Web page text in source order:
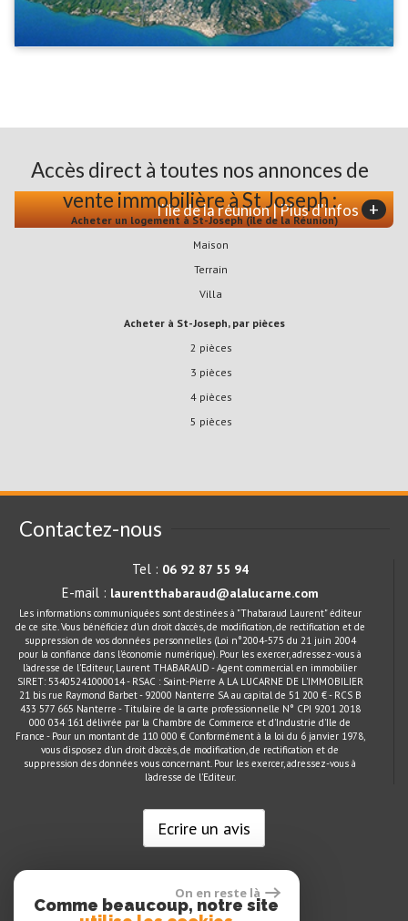
l'île de la réunion | Plus d'infos +
Accès direct à toutes nos annonces de
vente immobilière à St Joseph :
Acheter un logement à St-Joseph (île de la Réunion)
Maison
Terrain
Villa
Acheter à St-Joseph, par pièces
2 pièces
3 pièces
4 pièces
5 pièces
Contactez-nous
Tel : 06 92 87 55 94
E-mail : laurentthabaraud@alalucarne.com
Les informations communiquées sont destinées à "Thabaraud Laurent" éditeur
de ce site. Vous bénéficiez d'un droit d'accès, de modification, de rectification et de
suppression de vos données personnelles (Loi n°2004-575 du 21 juin 2004
pour la confiance dans l'économie numérique). Pour les exercer, adressez-vous à
l'adresse de l'Editeur, Laurent THABARAUD - Agent commercial en immobilier
SIRET: 53405241000014 - RSAC : Saint-Pierre A LA LUCARNE DE L'IMMOBILIER
21 bis rue Raymond Barbet - 92000 Nanterre SA au capital de 51 200 € - RCS B
433 577 665 Nanterre - Titulaire de la carte professionnelle N° CPI 9201 2018
000 034 161 délivrée par la Chambre de Commerce et d'Industrie d'Ile de
France - Pour un montant de 110 000 € Conformément à la loi du 6 janvier 1978,
vous disposez d'un droit d'accès, de modification, de rectification et de
suppression des données vous concernant. Pour les exercer, adressez-vous à
l'adresse de l'Editeur.
Ecrire un avis
On en reste là
Comme beaucoup, notre site